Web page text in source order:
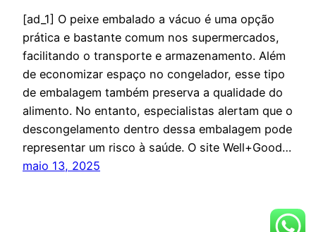
[ad_1] O peixe embalado a vácuo é uma opção
prática e bastante comum nos supermercados,
facilitando o transporte e armazenamento. Além
de economizar espaço no congelador, esse tipo
de embalagem também preserva a qualidade do
alimento. No entanto, especialistas alertam que o
descongelamento dentro dessa embalagem pode
representar um risco à saúde. O site Well+Good…
maio 13, 2025